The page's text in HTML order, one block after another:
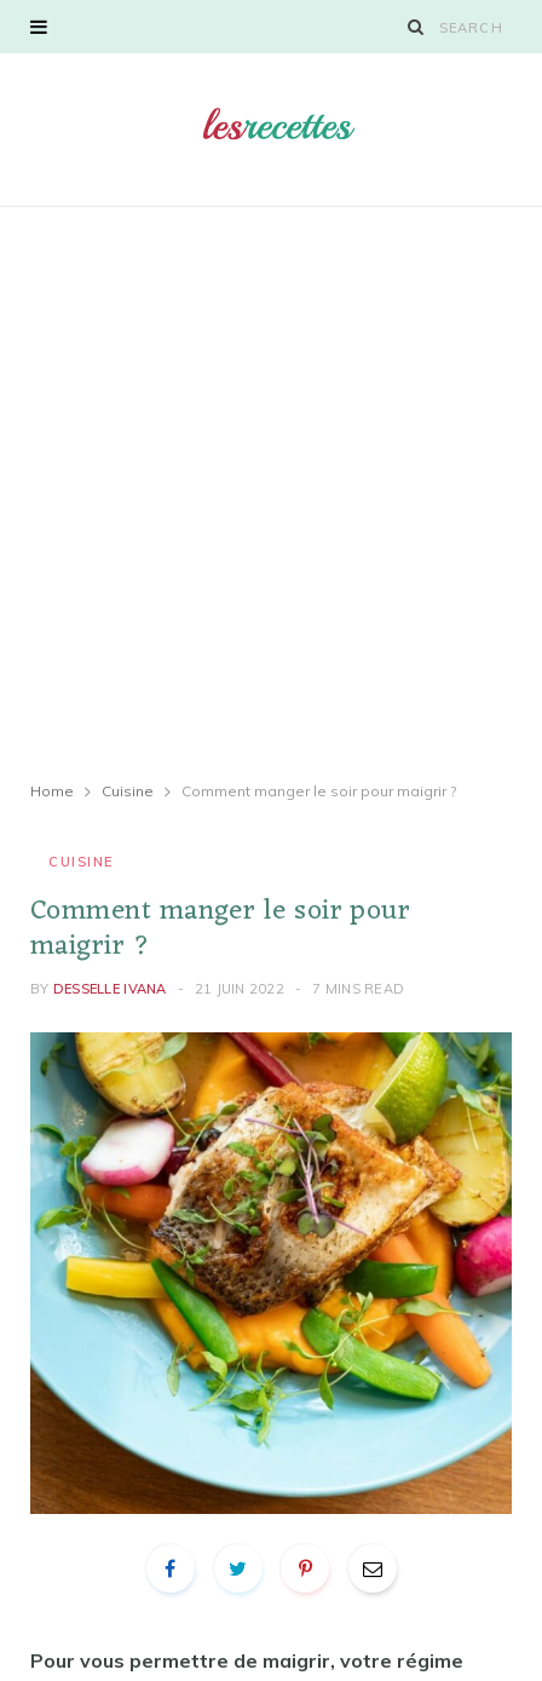
Home Cuisine Comment manger le soir pour maigrir ?
CUISINE
Comment manger le soir pour
maigrir ?
BY DESSELLE IVANA 21 JUIN 2022 7 MINS READ
Pour vous permettre de maigrir, votre régime